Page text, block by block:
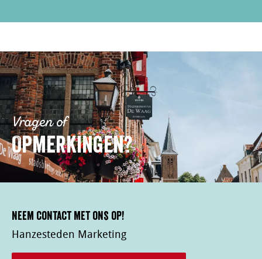
Vragen of
Opmerkingen?
Neem contact met ons op!
Hanzesteden Marketing